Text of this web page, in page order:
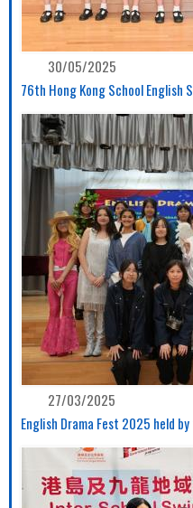
30/05/2025
76th Hong Kong School English
27/03/2025
English Drama Fest 2025 held